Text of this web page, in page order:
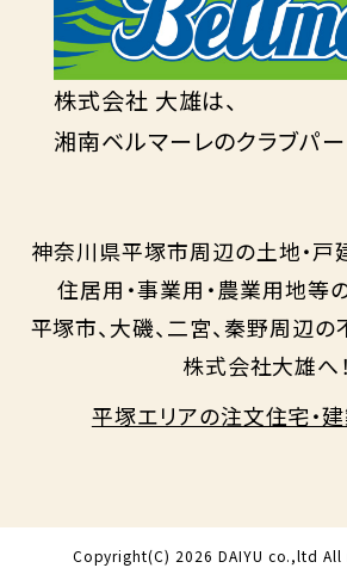
株式会社 大雄は、
湘南ベルマーレのクラブパ
神奈川県平塚市周辺の土地・戸建
住居用・事業用・農業用地等
平塚市、大磯、二宮、秦野周辺の
株式会社大雄へ！
平塚エリアの注文住宅・
Copyright(C) 2026 DAIYU co.,ltd All